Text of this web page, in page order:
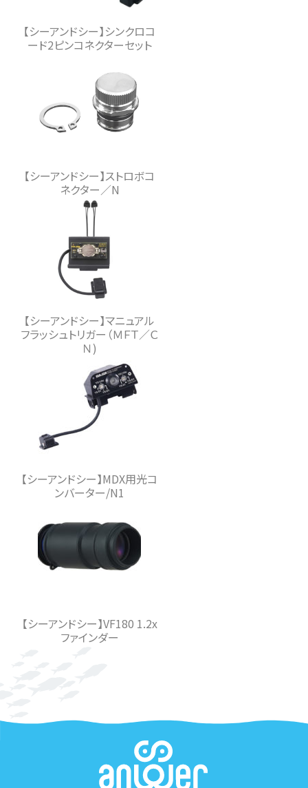
【シーアンドシー】シンクロコ
ード2ピンコネクターセット
【シーアンドシー】ストロボコ
ネクター／N
【シーアンドシー】マニュアル
フラッシュトリガー（ＭＦＴ／Ｃ
Ｎ)
【シーアンドシー】MDX用光コ
ンバーター/N1
【シーアンドシー】VF180 1.2x
ファインダー